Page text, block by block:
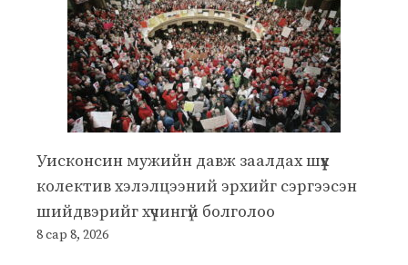
Уисконсин мужийн давж заалдах шүүх
колектив хэлэлцээний эрхийг сэргээсэн
шийдвэрийг хүчингүй болголоо
8 сар 8, 2026